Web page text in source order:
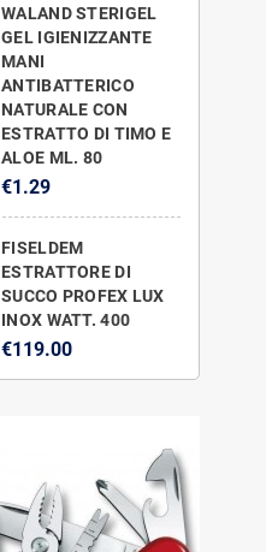
WALAND STERIGEL
GEL IGIENIZZANTE
MANI
ANTIBATTERICO
NATURALE CON
ESTRATTO DI TIMO E
ALOE ML. 80
€1.29
FISELDEM
ESTRATTORE DI
SUCCO PROFEX LUX
INOX WATT. 400
€119.00